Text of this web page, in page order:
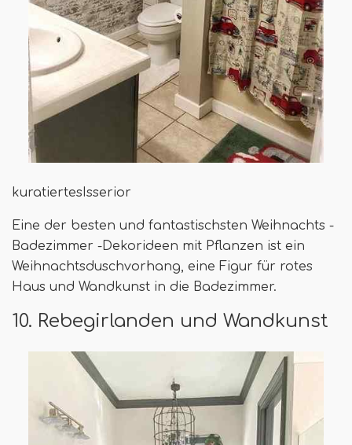
kuratiertesIsserior
Eine der besten und fantastischsten Weihnachts -
Badezimmer -Dekorideen mit Pflanzen ist ein
Weihnachtsduschvorhang, eine Figur für rotes
Haus und Wandkunst in die Badezimmer.
10. Rebegirlanden und Wandkunst